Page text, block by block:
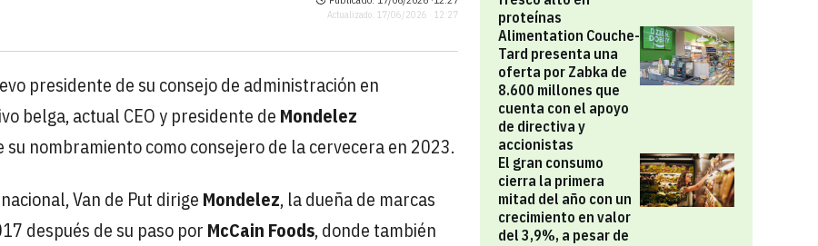
proteínas
Alimentation Couche-
Tard presenta una
oferta por Zabka de
8.600 millones que
cuenta con el apoyo
de directiva y
accionistas
El gran consumo
cierra la primera
mitad del año con un
crecimiento en valor
del 3,9%, a pesar de
Actualizado: 17/06/2026 · 12:27
presidente de su consejo de administración en
belga, actual CEO y presidente de Mondelez
su nombramiento como consejero de la cervecera en 2023.
Van de Put dirige Mondelez, la dueña de marcas
después de su paso por McCain Foods, donde también